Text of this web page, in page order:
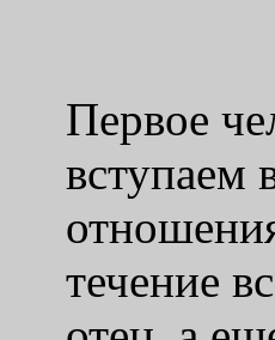
Первое
вступаем
течение